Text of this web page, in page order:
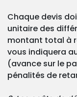
Chaque devis
unitaire des
montant total à
vous indiquera
(avance sur le
pénalités de